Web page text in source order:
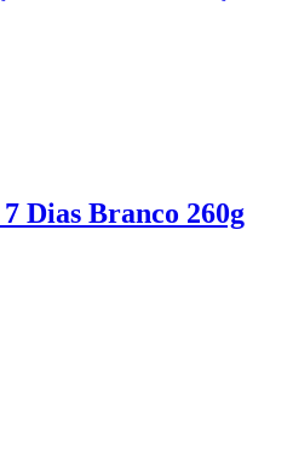
Dias Branco 260g